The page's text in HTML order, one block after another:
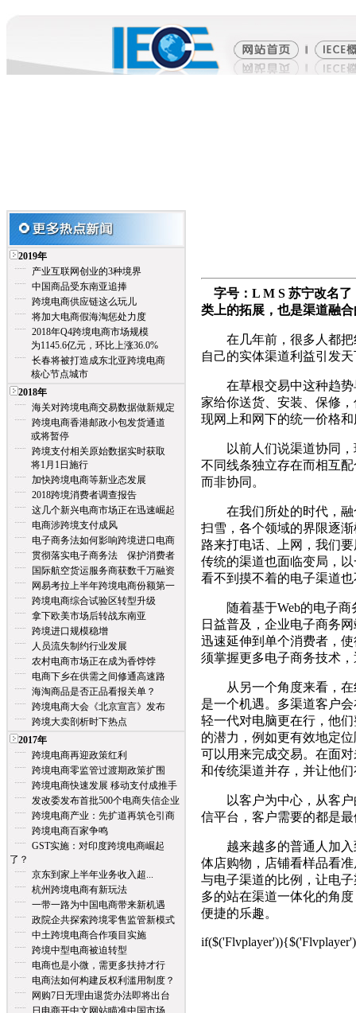
2019年
产业互联网创业的3种境界
中国商品受东南亚追捧
跨境电商供应链这么玩儿
将加大电商假海淘惩处力度
2018年Q4跨境电商市场规模
为1145.6亿元，环比上涨36.0%
长春将被打造成东北亚跨境电商
核心节点城市
2018年
海关对跨境电商交易数据做新规定
跨境电商香港邮政小包发货通道
或将暂停
跨境支付相关原始数据实时获取
将1月1日施行
加快跨境电商等新业态发展
2018跨境消费者调查报告
这几个新兴电商市场正在迅速崛起
电商涉跨境支付成风
电子商务法如何影响跨境进口电商
贯彻落实电子商务法 保护消费者
国际航空货运服务商获数千万融资
网易考拉上半年跨境电商份额第一
跨境电商综合试验区转型升级
拿下欧美市场后转战东南亚
跨境进口规模稳增
人员流失制约行业发展
农村电商市场正在成为香饽饽
电商下乡在供需之间修通高速路
海淘商品是否正品看报关单？
跨境电商大会《北京宣言》发布
跨境大卖剖析时下热点
2017年
跨境电商再迎政策红利
跨境电商零监管过渡期政策扩围
跨境电商快速发展 移动支付成推手
发改委发布首批500个电商失信企业
跨境电商产业：先扩道再筑仓引商
跨境电商百家争鸣
GST实施：对印度跨境电商崛起
了？
京东到家上半年业务收入超...
杭州跨境电商有新玩法
一带一路为中国电商带来新机遇
政院企共探索跨境零售监管新模式
中土跨境电商合作项目实施
跨境中型电商被迫转型
电商也是小微，需更多扶持才行
电商法如何构建反权利滥用制度？
网购7日无理由退货办法即将出台
日电商开中文网站瞄准中国市场
字号：L M S 苏宁改名
类上的拓展，也是渠道融
在几年前，很多人都把
自己的实体渠道利益引发
在草根交易中这种趋势
家给你送货、安装、保修
现网上和网下的统一价格
以前人们说渠道协同，
不同线条独立存在而相互
而非协同。
在我们所处的时代，融
扫雪，各个领域的界限逐
路来打电话、上网，我们
传统的渠道也面临变局，
看不到摸不着的电子渠道
随着基于Web的电子商
日益普及，企业电子商务
迅速延伸到单个消费者，
须掌握更多电子商务技术
从另一个角度来看，在
是一个机遇。多渠道客户
轻一代对电脑更在行，他
的潜力，例如更有效地定
可以用来完成交易。在面
和传统渠道并存，并让他
以客户为中心，从客户
信平台，客户需要的都是
越来越多的普通人加入
体店购物，店铺看样品看
与电子渠道的比例，让电
多的站在渠道一体化的角
便捷的乐趣。